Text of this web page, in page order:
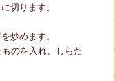
切ります。
炒めます。
のを入れ、しらた